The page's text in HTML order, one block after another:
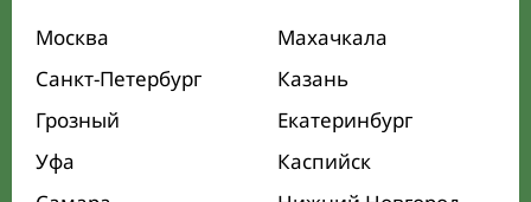
Москва
Махачкала
Санкт-Петербург
Казань
Грозный
Екатеринбург
Уфа
Каспийск